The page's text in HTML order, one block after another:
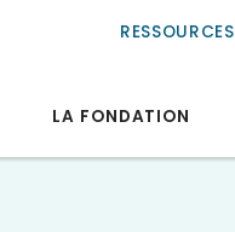
RESSOURCES
LA FONDATION